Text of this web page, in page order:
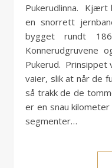
Pukerudlinna. Kjært
en snorrett
bygget rundt
Konnerudgruvene
Pukerud. Prinsippet
vaier, slik at når de
så trakk de de
er en snau
segmenter…